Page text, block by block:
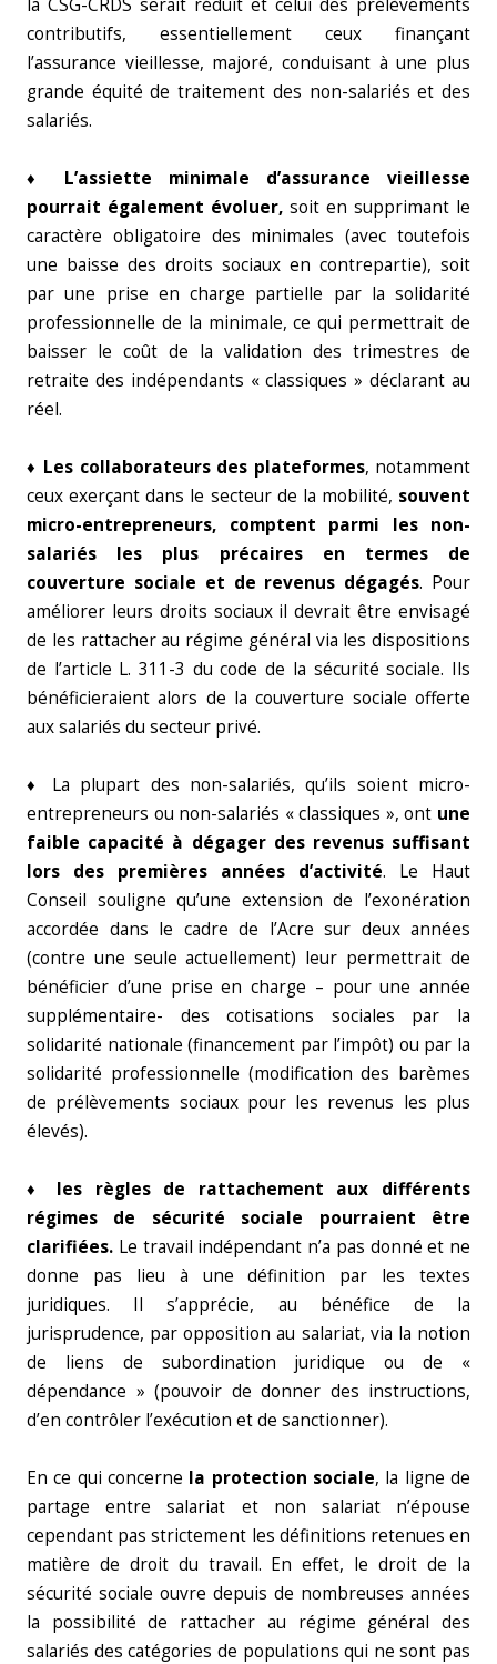
la CSG-CRDS serait réduit et celui des prélèvements
contributifs, essentiellement ceux finançant
l’assurance vieillesse, majoré, conduisant à une plus
grande équité de traitement des non-salariés et des
salariés.
♦ L’assiette minimale d’assurance vieillesse
pourrait également évoluer, soit en supprimant le
caractère obligatoire des minimales (avec toutefois
une baisse des droits sociaux en contrepartie), soit
par une prise en charge partielle par la solidarité
professionnelle de la minimale, ce qui permettrait de
baisser le coût de la validation des trimestres de
retraite des indépendants « classiques » déclarant au
réel.
♦ Les collaborateurs des plateformes, notamment
ceux exerçant dans le secteur de la mobilité, souvent
micro-entrepreneurs, comptent parmi les non-
salariés les plus précaires en termes de
couverture sociale et de revenus dégagés. Pour
améliorer leurs droits sociaux il devrait être envisagé
de les rattacher au régime général via les dispositions
de l’article L. 311-3 du code de la sécurité sociale. Ils
bénéficieraient alors de la couverture sociale offerte
aux salariés du secteur privé.
♦ La plupart des non-salariés, qu’ils soient micro-
entrepreneurs ou non-salariés « classiques », ont une
faible capacité à dégager des revenus suffisant
lors des premières années d’activité. Le Haut
Conseil souligne qu’une extension de l’exonération
accordée dans le cadre de l’Acre sur deux années
(contre une seule actuellement) leur permettrait de
bénéficier d’une prise en charge – pour une année
supplémentaire- des cotisations sociales par la
solidarité nationale (financement par l’impôt) ou par la
solidarité professionnelle (modification des barèmes
de prélèvements sociaux pour les revenus les plus
élevés).
♦ les règles de rattachement aux différents
régimes de sécurité sociale pourraient être
clarifiées. Le travail indépendant n’a pas donné et ne
donne pas lieu à une définition par les textes
juridiques. Il s’apprécie, au bénéfice de la
jurisprudence, par opposition au salariat, via la notion
de liens de subordination juridique ou de «
dépendance » (pouvoir de donner des instructions,
d’en contrôler l’exécution et de sanctionner).
En ce qui concerne la protection sociale, la ligne de
partage entre salariat et non salariat n’épouse
cependant pas strictement les définitions retenues en
matière de droit du travail. En effet, le droit de la
sécurité sociale ouvre depuis de nombreuses années
la possibilité de rattacher au régime général des
salariés des catégories de populations qui ne sont pas